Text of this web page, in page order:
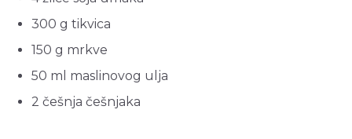
300 g tikvica
150 g mrkve
50 ml maslinovog ulja
2 češnja češnjaka